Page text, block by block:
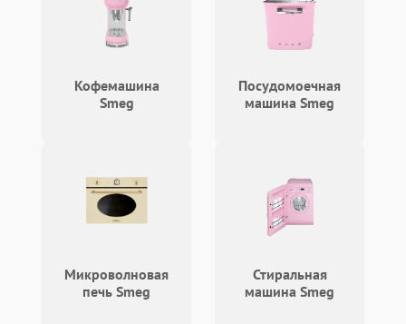
Кофемашина
Smeg
Посудомоечная
машина Smeg
Микроволновая
печь Smeg
Стиральная
машина Smeg